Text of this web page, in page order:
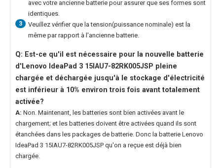
avec votre ancienne batterie pour assurer que ses formes sont
identiques.
3
Veuillez vérifier que la tension(puissance nominale) est la
même par rapport à l'ancienne batterie.
Q: Est-ce qu'il est nécessaire pour la nouvelle batterie
d'Lenovo IdeaPad 3 15IAU7-82RK005JSP pleine
chargée et déchargée jusqu'à le stockage d'électricité
est inférieur à 10% environ trois fois avant totalement
activée?
A: Non. Maintenant, les batteries sont bien activées avant le
chargement; et les batteries doivent être activées quand ils sont
étanchées dans les packages de batterie. Donc la batterie Lenovo
IdeaPad 3 15IAU7-82RK005JSP qu'on a reçue est déjà bien
chargée.